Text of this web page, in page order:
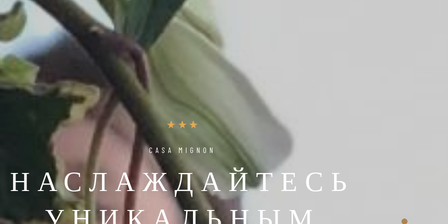
CASA MIGNON
НАСЛАЖДАЙТЕСЬ